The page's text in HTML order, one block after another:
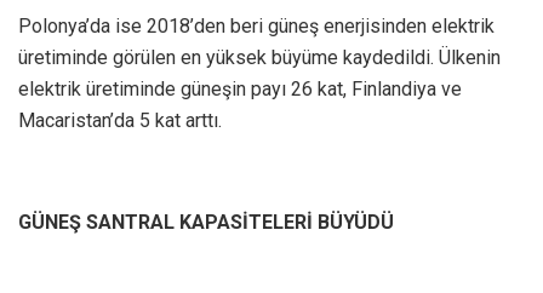
Polonya’da ise 2018’den beri güneş enerjisinden elektrik
üretiminde görülen en yüksek büyüme kaydedildi. Ülkenin
elektrik üretiminde güneşin payı 26 kat, Finlandiya ve
Macaristan’da 5 kat arttı.
GÜNEŞ SANTRAL KAPASİTELERİ BÜYÜDÜ